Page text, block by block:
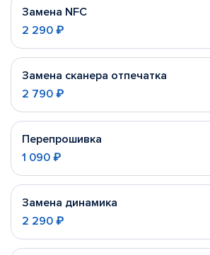
Замена NFC
2 290 ₽
Замена сканера отпечатка
2 790 ₽
Перепрошивка
1 090 ₽
Замена динамика
2 290 ₽